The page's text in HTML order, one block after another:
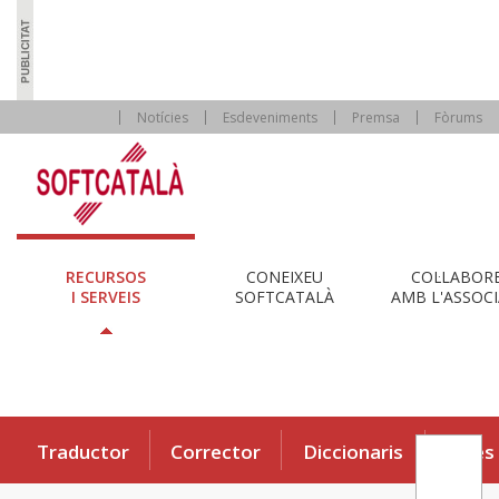
Notícies Esdeveniments Premsa Fòrums
RECURSOS
I SERVEIS
CONEIXEU
SOFTCATALÀ
AMB
Traductor Corrector Diccionaris Eines